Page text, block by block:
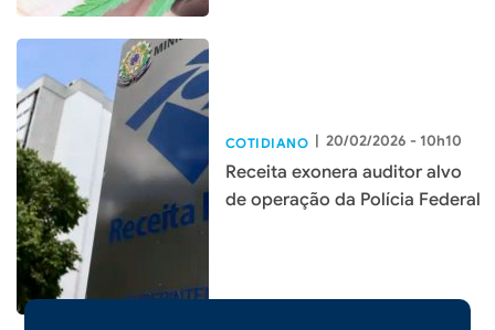
COTIDIANO | 20/02/2026 - 10h10
Receita exonera auditor alvo
de operação da Polícia Federal